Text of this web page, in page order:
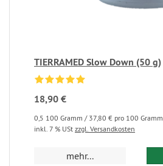
TIERRAMED Slow Down (50 g)
18,90 €
0,5 100 Gramm / 37,80 € pro 100 Gramm
inkl. 7 % USt zzgl. Versandkosten
mehr...